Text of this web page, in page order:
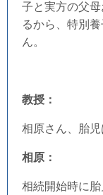
子と実方の父
るから、特別
ん。
教授：
相原さん、胎
相原：
相続開始時に